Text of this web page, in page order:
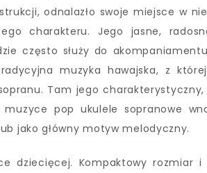
odnalazło swoje miejsce w
charakteru. Jego jasne,
często służy do
muzyka hawajska, z
Tam jego charakterystyczny,
pop ukulele sopranowe
jako główny motyw melodyczny.
dziecięcej. Kompaktowy rozmiar i